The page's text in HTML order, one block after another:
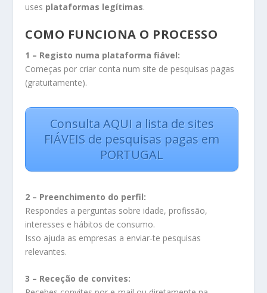
uses plataformas legítimas.
COMO FUNCIONA O PROCESSO
1 – Registo numa plataforma fiável:
Começas por criar conta num site de pesquisas pagas
(gratuitamente).
Consulta AQUI a lista de sites
FIÁVEIS de pesquisas pagas em
PORTUGAL
2 – Preenchimento do perfil:
Respondes a perguntas sobre idade, profissão,
interesses e hábitos de consumo.
Isso ajuda as empresas a enviar-te pesquisas
relevantes.
3 – Receção de convites: